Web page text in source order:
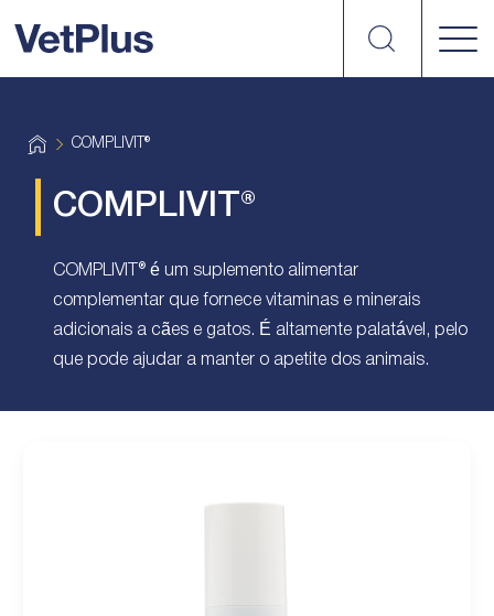
Search
H
o
COMPLIVIT®
COMPLIVIT®
COMPLIVIT® é um suplemento alimentar
complementar que fornece vitaminas e minerais
adicionais a cães e gatos. É altamente palatável, pelo
que pode ajudar a manter o apetite dos animais.